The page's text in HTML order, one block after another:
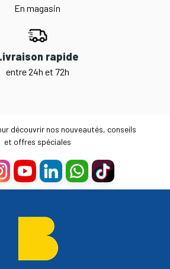
En magasin
rapide
entre 24h et 72h
découvrir nos nouveautés, conseils
et offres spéciales